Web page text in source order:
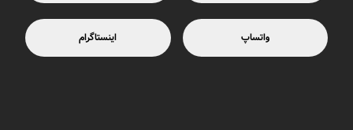
واتساپ اینستاگرام